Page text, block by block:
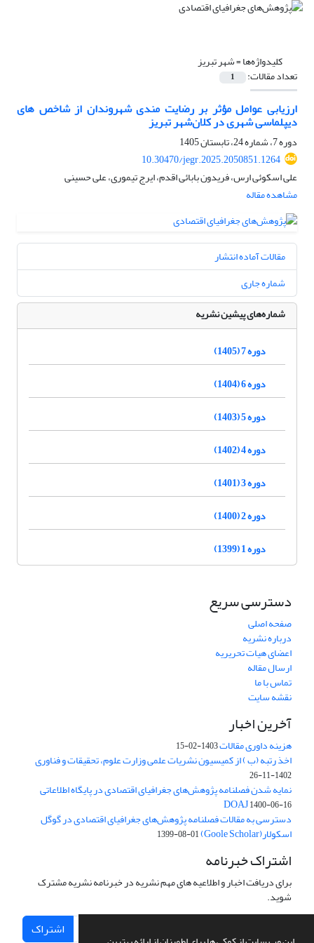
کلیدواژه‌ها =شهر تبریز
تعداد مقالات: 1
ارزیابی عوامل مؤثر بر رضایت مندی شهروندان از شاخص ‏های
دیپلماسی شهری در کلان‌شهر تبریز
دوره 7، شماره 24، تابستان 1405
10.30470/jegr.2025.2050851.1264
علی اسکوئی ارس، فریدون بابائی اقدم، ایرج تیموری، علی حسینی
مشاهده مقاله
مقالات آماده انتشار
شماره جاری
شماره‌های پیشین نشریه
دوره 7 (1405)
دوره 6 (1404)
دوره 5 (1403)
دوره 4 (1402)
دوره 3 (1401)
دوره 2 (1400)
دوره 1 (1399)
دسترسی سریع
صفحه اصلی
درباره نشریه
اعضای هیات تحریریه
ارسال مقاله
تماس با ما
نقشه سایت
آخرین اخبار
هزینه داوری مقالات1403-02-15
اخذ رتبه (ب ) از کمیسیون نشریات علمی وزارت علوم، تحقیقات و فناوری
1402-11-26
نمایه شدن فصلنامه پژوهش‌های جغرافیای اقتصادی در پایگاه اطلاعاتی
DOAJ1400-06-16
دسترسی به مقالات فصلنامه پژوهش‌های جغرافیای اقتصادی در گوگل
اسکولار(Goole Scholar) 1399-08-01
اشتراک خبرنامه
برای دریافت اخبار و اطلاعیه های مهم نشریه در خبرنامه نشریه مشترک
شوید.
اشتراک